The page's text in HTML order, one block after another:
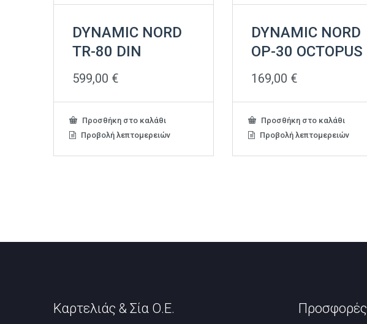
DYNAMIC NORD
TR-80 DIN
599,00 €
Προσθήκη στο καλάθι
Προβολή λεπτομερειών
DYNAMIC NORD
OP-30 OCTOPUS
169,00 €
Προσθήκη στο καλάθι
Προβολή λεπτομερειών
Καρτελιάς & Σία Ο.Ε. Προσφορές